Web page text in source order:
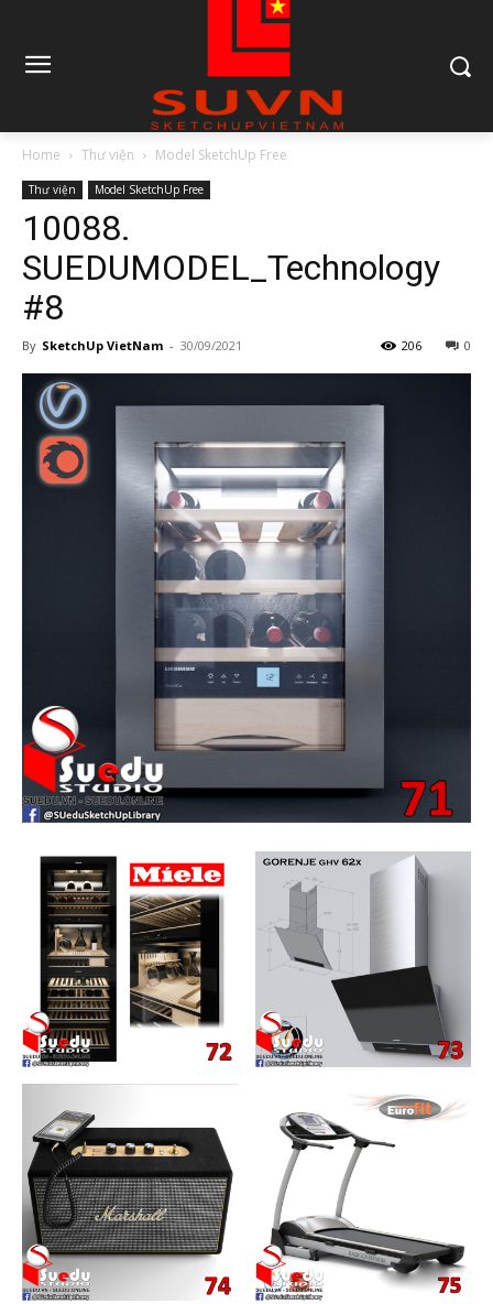
Home Thư viện Model SketchUp Free
Thư viện Model SketchUp Free
10088.
SUEDUMODEL_Technology
#8
By SketchUp VietNam - 30/09/2021 0
206